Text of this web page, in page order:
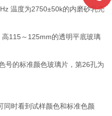
温度为2750±50k的内磨砂乳壳
115～125mm的透明平底玻璃
号的标准颜色玻璃片，第26孔为
同时看到试样颜色和标准色颜